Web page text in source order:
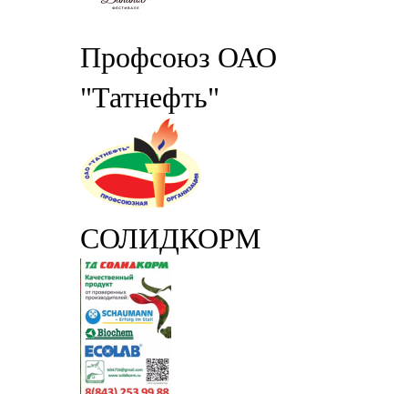
Профсоюз ОАО
"Татнефть"
СОЛИДКОРМ